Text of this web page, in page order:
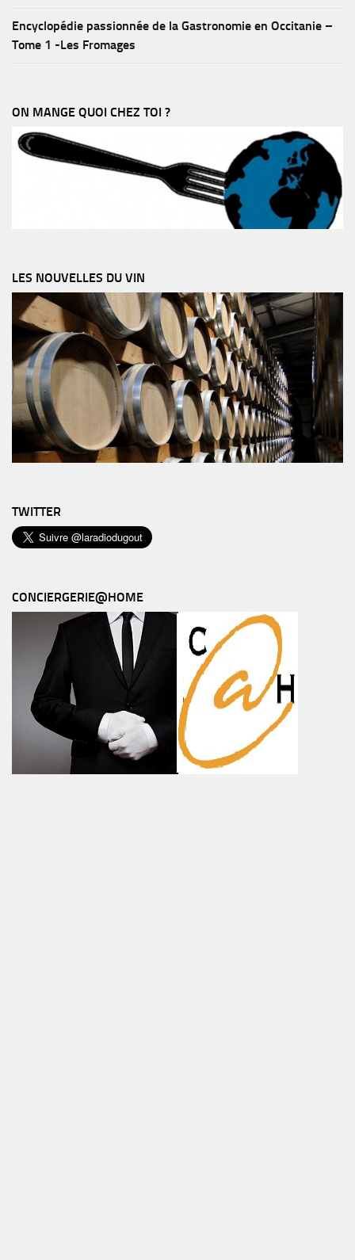
Encyclopédie passionnée de la Gastronomie en Occitanie –
Tome 1 -Les Fromages
ON MANGE QUOI CHEZ TOI ?
LES NOUVELLES DU VIN
TWITTER
CONCIERGERIE@HOME